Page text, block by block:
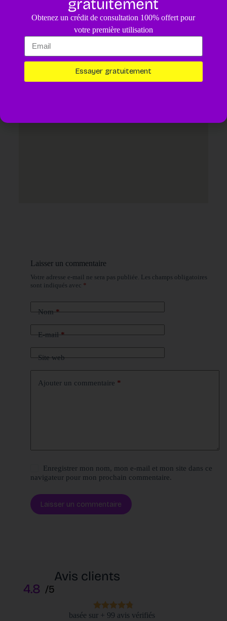
Un diagnostic pour votre animal assisté par IA.
Essayer maintenant
Laisser un commentaire
Votre adresse e-mail ne sera pas publiée. Les champs obligatoires
sont indiqués avec *
Nom*
E-mail*
Site web
Ajouter un commentaire *
Enregistrer mon nom, mon e-mail et mon site dans ce
navigateur pour mon prochain commentaire.
Laisser un commentaire
Avis clients
4.8 /5
basée sur + 99 avis vérifiés
gratuitement
Obtenez un crédit de consultation 100% offert pour
votre première utilisation
Essayer gratuitement